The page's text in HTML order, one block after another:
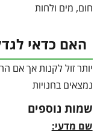
חום, מים ולחות
האם כדאי
יותר זול לקנות אך אם
נמצאים בחנויות
שמות נוספים
שם מדעי: